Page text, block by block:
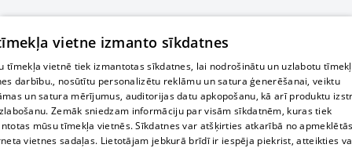
vietne izmanto sīkdatnes
tīmekļa vietnē tiek izmantotas sīkdatnes, lai nodrošinātu un uzlabotu
darbību., nosūtītu personalizētu reklāmu un satura ģenerēšanai, veiktu
un satura mērījumus, auditorijas datu apkopošanu, kā arī produktu
Zemāk sniedzam informāciju par visām sīkdatnēm, kuras tiek
mūsu tīmekļa vietnēs. Sīkdatnes var atšķirties atkarībā no
vietnes sadaļas. Lietotājam jebkurā brīdī ir iespēja piekrist, atteikties